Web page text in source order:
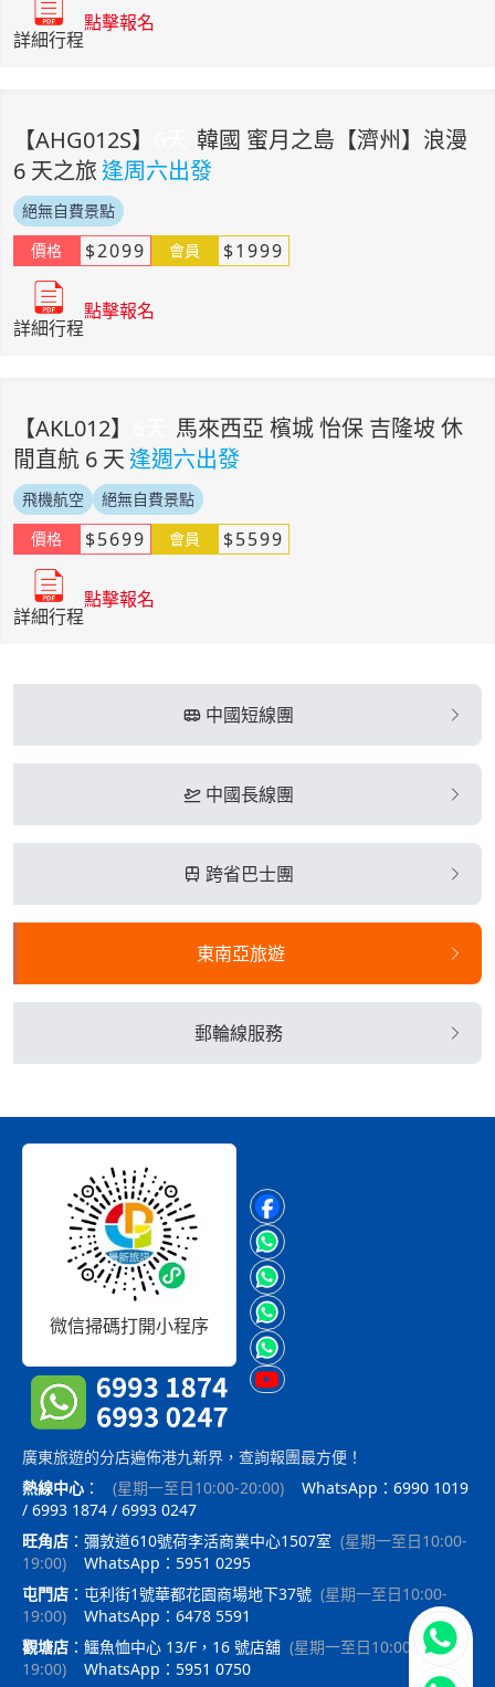
中國短線團
中國長線團
跨省巴士團
東南亞旅遊
郵輪線服務
詳細行程
點擊報名
【AHG012S】
韓國 蜜月之島【濟州】浪漫
6 天之旅逢周六出發
絕無自費景點
價格
$2099 會員 $1999
詳細行程
點擊報名
【AKL012】
馬來西亞 檳城 怡保 吉隆坡 休
閒直航 6 天逢週六出發
飛機航空
絕無自費景點
價格
$5699 會員 $5599
詳細行程
點擊報名
微信掃碼打開小程序
廣東旅遊的分店遍佈港九新界，查詢報團最方便！
熱線中心 ： (星期一至日10:00-20:00)
WhatsApp：6990 1019
/ 6993 1874 / 6993 0247
旺角店 ： 彌敦道610號荷李活商業中心1507室 (星期一至日10:00-
19:00)
WhatsApp：5951 0295
屯門店 ： 屯利街1號華都花園商場地下37號 (星期一至日10:00-
19:00)
WhatsApp：6478 5591
觀塘店 ： 鱷魚恤中心 13/F，16 號店舖 (星期一至日10:00-
19:00) WhatsApp：5951 0750
立即